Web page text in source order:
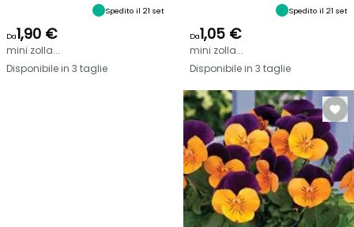
Spedito il 21 set
Da1,90 €
mini zolla...
Disponibile in 3 taglie
Spedito il 21 set
Da1,05 €
mini zolla...
Disponibile in 3 taglie